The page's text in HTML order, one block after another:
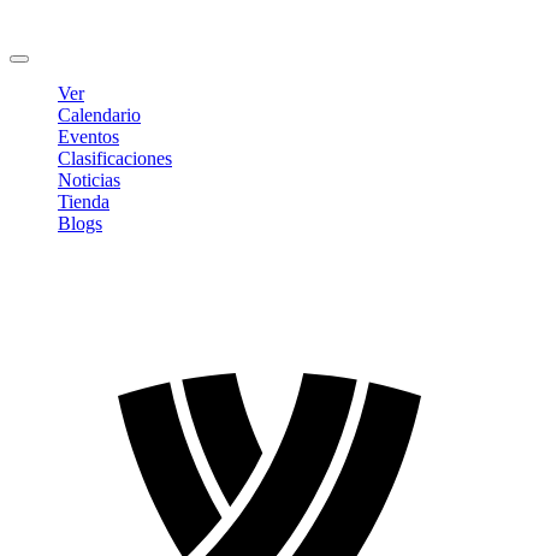
Ver
Calendario
Eventos
Clasificaciones
Noticias
Tienda
Blogs